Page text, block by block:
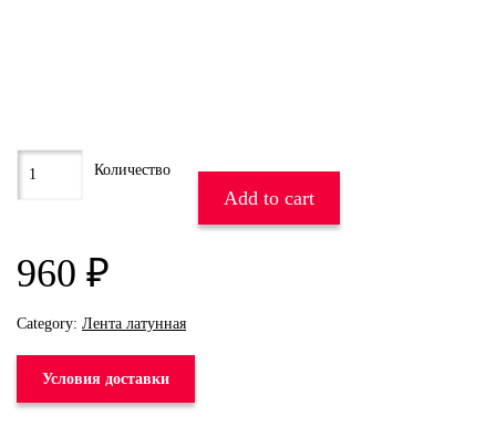
960 ₽
Add to cart
Category: Лента латунная
Условия доставки